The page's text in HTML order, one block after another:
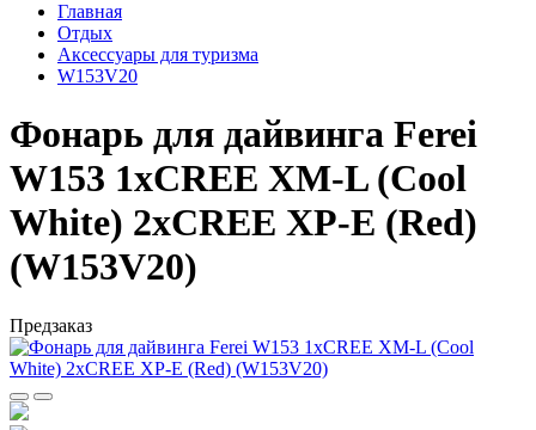
Главная
Отдых
Аксессуары для туризма
W153V20
Фонарь для дайвинга Ferei
W153 1хCREE XM-L (Cool
White) 2xCREE XP-E (Red)
(W153V20)
Предзаказ